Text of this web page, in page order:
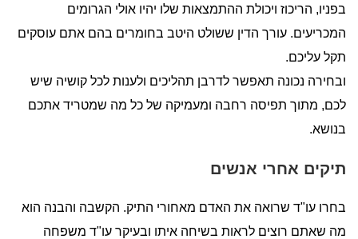
בפניו, הריכוז ויכולת ההתמצאות שלו יהיו אולי הגרומים
המכריעים. עורך הדין ששולט היטב בחומרים בהם אתם עוסקים
תקל עליכם.
ובחירה נכונה תאפשר לדרבן תהליכים ולענות לכל קושיה שיש
לכם, מתוך תפיסה רחבה ומעמיקה של כל מה שמטריד אתכם
בנושא.
תיקים אחרי אנשים
בחרו עו"ד שרואה את האדם מאחורי התיק. הקשבה והבנה הוא
מה שאתם רוצים לראות בשיחה איתו ובעיקר עו"ד משפחה